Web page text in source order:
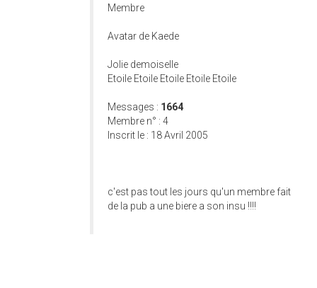
Membre
Avatar de Kaede
Jolie demoiselle
Etoile Etoile Etoile Etoile Etoile
Messages : 1664
Membre n° : 4
Inscrit le : 18 Avril 2005
c'est pas tout les jours qu'un membre fait
de la pub a une biere a son insu !!!!